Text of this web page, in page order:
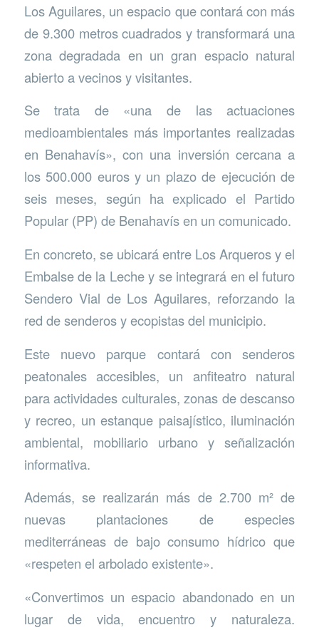
Los Aguilares, un espacio que contará con más
de 9.300 metros cuadrados y transformará una
zona degradada en un gran espacio natural
abierto a vecinos y visitantes.
Se trata de «una de las actuaciones
medioambientales más importantes realizadas
en Benahavís», con una inversión cercana a
los 500.000 euros y un plazo de ejecución de
seis meses, según ha explicado el Partido
Popular (PP) de Benahavís en un comunicado.
En concreto, se ubicará entre Los Arqueros y el
Embalse de la Leche y se integrará en el futuro
Sendero Vial de Los Aguilares, reforzando la
red de senderos y ecopistas del municipio.
Este nuevo parque contará con senderos
peatonales accesibles, un anfiteatro natural
para actividades culturales, zonas de descanso
y recreo, un estanque paisajístico, iluminación
ambiental, mobiliario urbano y señalización
informativa.
Además, se realizarán más de 2.700 m² de
nuevas plantaciones de especies
mediterráneas de bajo consumo hídrico que
«respeten el arbolado existente».
«Convertimos un espacio abandonado en un
lugar de vida, encuentro y naturaleza.